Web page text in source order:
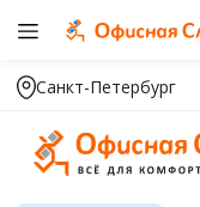
Санкт-Петербург